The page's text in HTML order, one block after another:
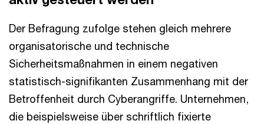
Der Befragung zufolge stehen gleich mehrere
organisatorische und technische
Sicherheitsmaßnahmen in einem negativen
statistisch-signifikanten Zusammenhang mit der
Betroffenheit durch Cyberangriffe. Unternehmen,
die beispielsweise über schriftlich fixierte